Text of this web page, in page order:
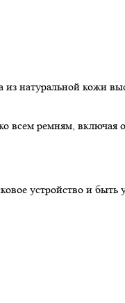
натуральной кожи
всем ремням,
устройство и